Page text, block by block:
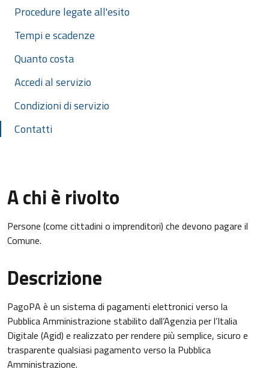
Procedure legate all'esito
Tempi e scadenze
Quanto costa
Accedi al servizio
Condizioni di servizio
Contatti
A chi è rivolto
Persone (come cittadini o imprenditori) che devono pagare il
Comune.
Descrizione
PagoPA è un sistema di pagamenti elettronici verso la
Pubblica Amministrazione stabilito dall’Agenzia per l’Italia
Digitale (Agid) e realizzato per rendere più semplice, sicuro e
trasparente qualsiasi pagamento verso la Pubblica
Amministrazione.